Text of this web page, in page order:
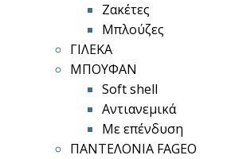
Ζακέτες
Μπλούζες
ΓΙΛΕΚΑ
ΜΠΟΥΦΑΝ
Soft shell
Αντιανεμικά
Με επένδυση
ΠΑΝΤΕΛΟΝΙΑ FAGEO